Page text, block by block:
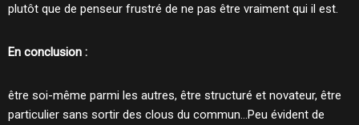
plutôt que de penseur frustré de ne pas être vraiment qui il est.
En conclusion :
être soi-même parmi les autres, être structuré et novateur, être
particulier sans sortir des clous du commun…Peu évident de